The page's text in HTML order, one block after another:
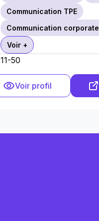
Communication TPE
Communication corporate
Voir +
11-50
Voir profil